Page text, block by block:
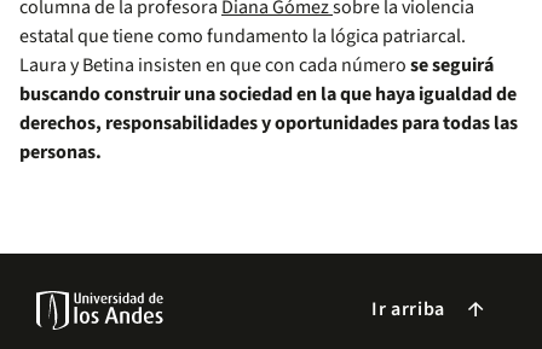
columna de la profesora Diana Gómezsobre la violencia
estatal que tiene como fundamento la lógica patriarcal.
Laura y Betina insisten en que con cada númerose seguirá
buscando construir una sociedad en la que haya igualdad de
derechos, responsabilidades y oportunidades para todas las
personas.
Ir arriba arrow_forward